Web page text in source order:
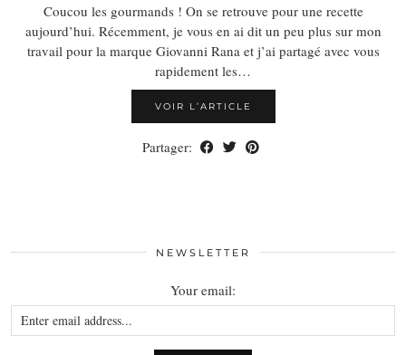
Coucou les gourmands ! On se retrouve pour une recette
aujourd’hui. Récemment, je vous en ai dit un peu plus sur mon
travail pour la marque Giovanni Rana et j’ai partagé avec vous
rapidement les…
VOIR L’ARTICLE
Partager:
NEWSLETTER
Your email: